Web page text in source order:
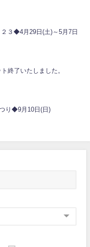
３◆4月29日(土)～5月7日
終了いたしました。
り◆9月10日(日)